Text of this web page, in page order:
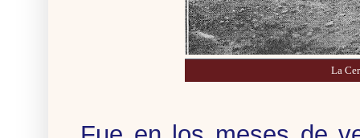
La